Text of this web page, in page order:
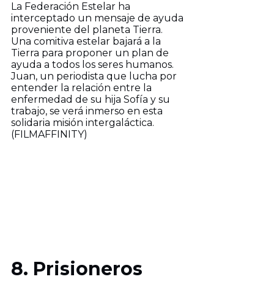
La Federación Estelar ha
interceptado un mensaje de ayuda
proveniente del planeta Tierra.
Una comitiva estelar bajará a la
Tierra para proponer un plan de
ayuda a todos los seres humanos.
Juan, un periodista que lucha por
entender la relación entre la
enfermedad de su hija Sofía y su
trabajo, se verá inmerso en esta
solidaria misión intergaláctica.
(FILMAFFINITY)
8. Prisioneros